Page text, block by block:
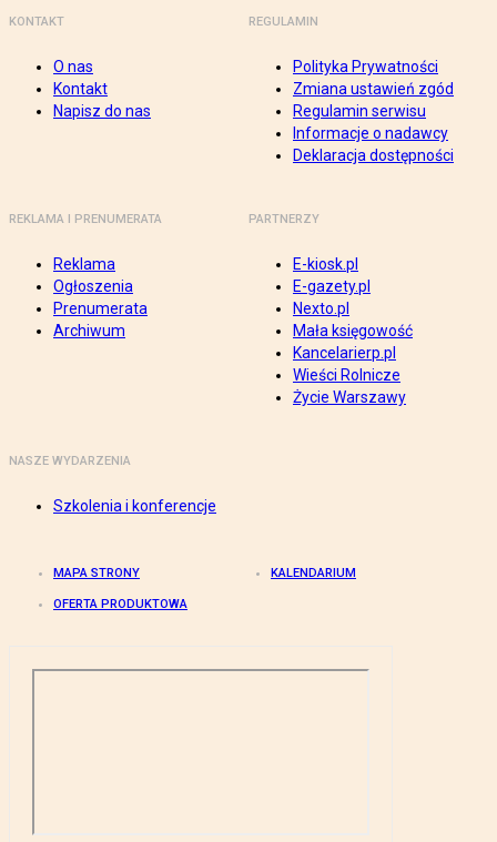
KONTAKT
O nas
Kontakt
Napisz do nas
REGULAMIN
Polityka Prywatności
Zmiana ustawień zgód
Regulamin serwisu
Informacje o nadawcy
Deklaracja dostępności
REKLAMA I PRENUMERATA
Reklama
Ogłoszenia
Prenumerata
Archiwum
PARTNERZY
E-kiosk.pl
E-gazety.pl
Nexto.pl
Mała księgowość
Kancelarierp.pl
Wieści Rolnicze
Życie Warszawy
NASZE WYDARZENIA
Szkolenia i konferencje
MAPA STRONY KALENDARIUM
OFERTA PRODUKTOWA